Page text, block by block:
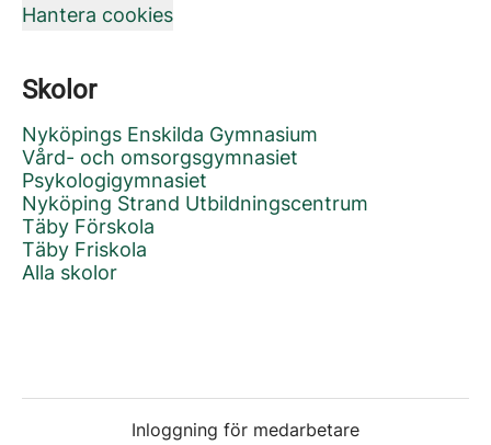
Hantera cookies
Skolor
Nyköpings Enskilda Gymnasium
Vård- och omsorgsgymnasiet
Psykologigymnasiet
Nyköping Strand Utbildningscentrum
Täby Förskola
Täby Friskola
Alla skolor
Inloggning för medarbetare